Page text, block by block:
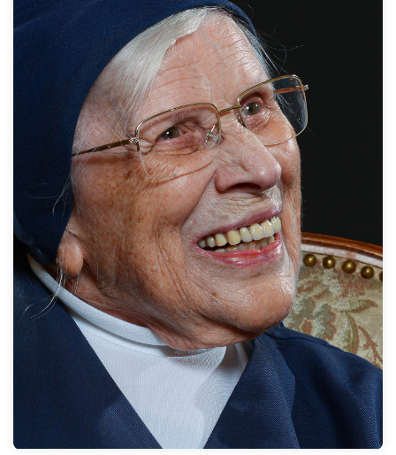
Das Mitmenschliche nicht zu verlieren! - möchte ich
Mitarbeitenden mit auf den Weg geben. Der Mensch
fordert sie. Jeder auf seine Weise. Der eine durch seine
Krankheit, der andere durch sein Alter. Wichtig ist, dass
man den Menschen in seiner Situation abholt, dass ich
verstehe, wie ich das mache. Das der Mensch an sich im
Mittelpunkt steht.
Zum Interview